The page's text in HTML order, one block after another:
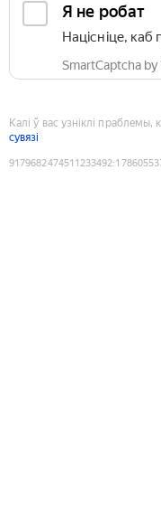
Я не робат
Націсніце, каб
SmartCaptcha by
Калі ў вас узніклі праблемы,
сувязі
9179682474511233492: